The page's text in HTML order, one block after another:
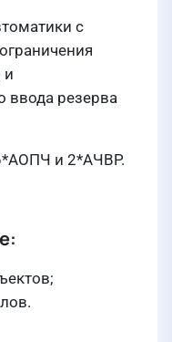
с
и
ввода резерва
и 2*АЧВР.